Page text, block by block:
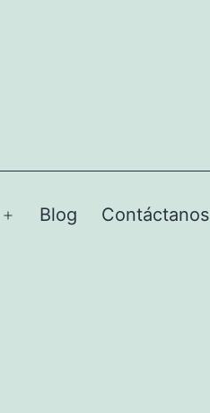
Blog Contáctanos